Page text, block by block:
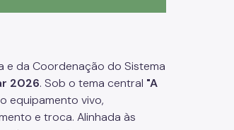
e da Coordenação do Sistema
2026. Sob o tema central "A
equipamento vivo,
e troca. Alinhada às